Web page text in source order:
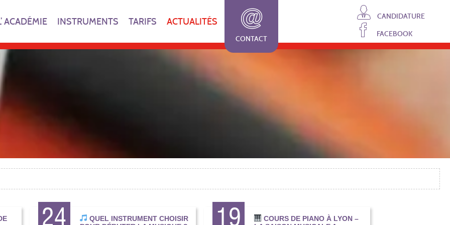
ACADÉMIE INSTRUMENTS TARIFS ACTUALITÉS
CONTACT
CANDIDATURE
FACEBOOK
24
QUEL INSTRUMENT CHOISIR
19
COURS DE PIANO À LYON –